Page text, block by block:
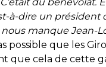
du bénévolat.
à-dire un président
manque Jean-
possible que les
que cela de cette